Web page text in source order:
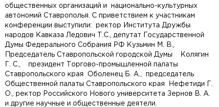
общественных организаций и национально-культурных
автономий Ставрополья. С приветствием к участникам
конференции выступили: ректор Института Дружбы
народов Кавказа Ледович Т.С., депутат Государственной
Думы Федерального Собрания РФ Кузьмин М. В.,
Председатель Ставропольской городской Думы Колягин
Г. С., президент Торгово-промышленной палаты
Ставропольского края Оболенец Б. А., председатель
Общественной палаты Ставропольского края Нефетиди Г.
О., ректор Российского Нового университета Зернов В. А.
и другие научные и общественные деятели.